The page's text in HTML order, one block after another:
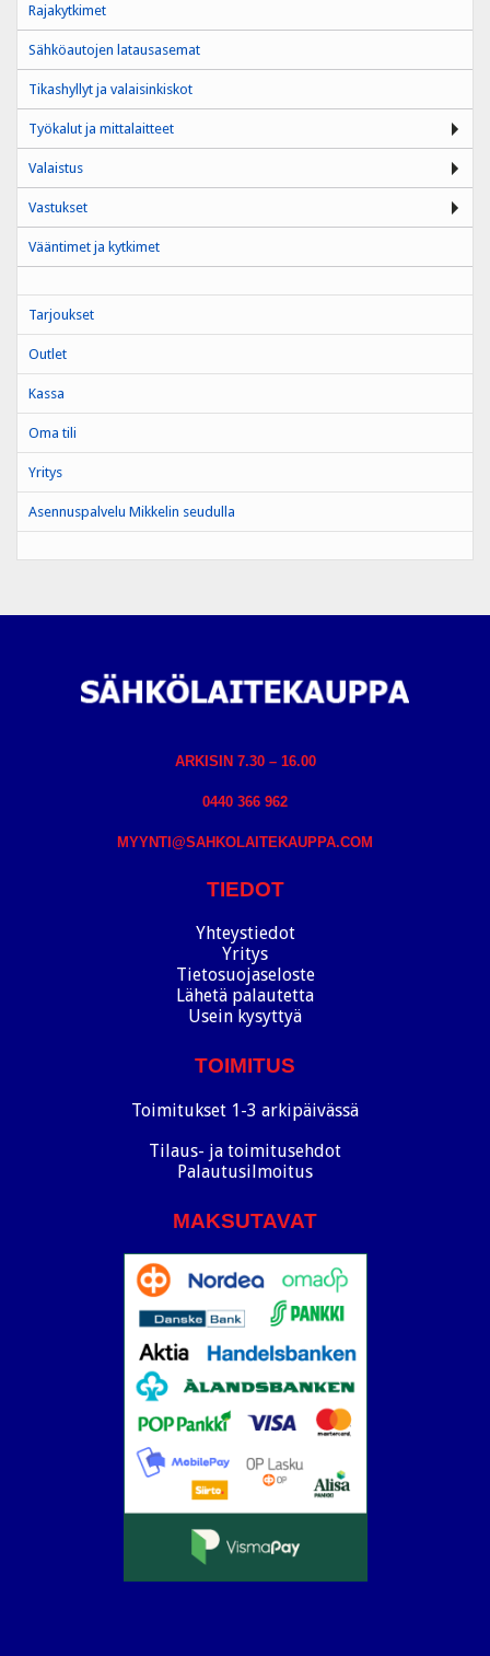
Rajakytkimet
Sähköautojen latausasemat
Tikashyllyt ja valaisinkiskot
Työkalut ja mittalaitteet
Valaistus
Vastukset
Vääntimet ja kytkimet
Tarjoukset
Outlet
Kassa
Oma tili
Yritys
Asennuspalvelu Mikkelin seudulla
ARKISIN 7.30 – 16.00
0440 366 962
MYYNTI@SAHKOLAITEKAUPPA.COM
TIEDOT
Yhteystiedot
Yritys
Tietosuojaseloste
Lähetä palautetta
Usein kysyttyä
TOIMITUS
Toimitukset 1-3 arkipäivässä
Tilaus- ja toimitusehdot
Palautusilmoitus
MAKSUTAVAT